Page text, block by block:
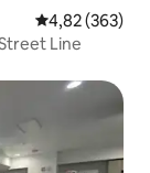
4,82 de uma
4,82 (363)
Line